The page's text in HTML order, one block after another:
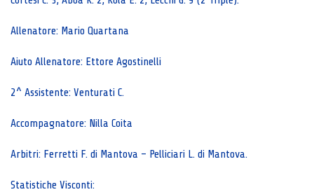
Allenatore: Mario Quartana
Aiuto Allenatore: Ettore Agostinelli
2^ Assistente: Venturati C.
Accompagnatore: Nilla Coita
Arbitri: Ferretti F. di Mantova – Pelliciari L. di Mantova.
Statistiche Visconti: